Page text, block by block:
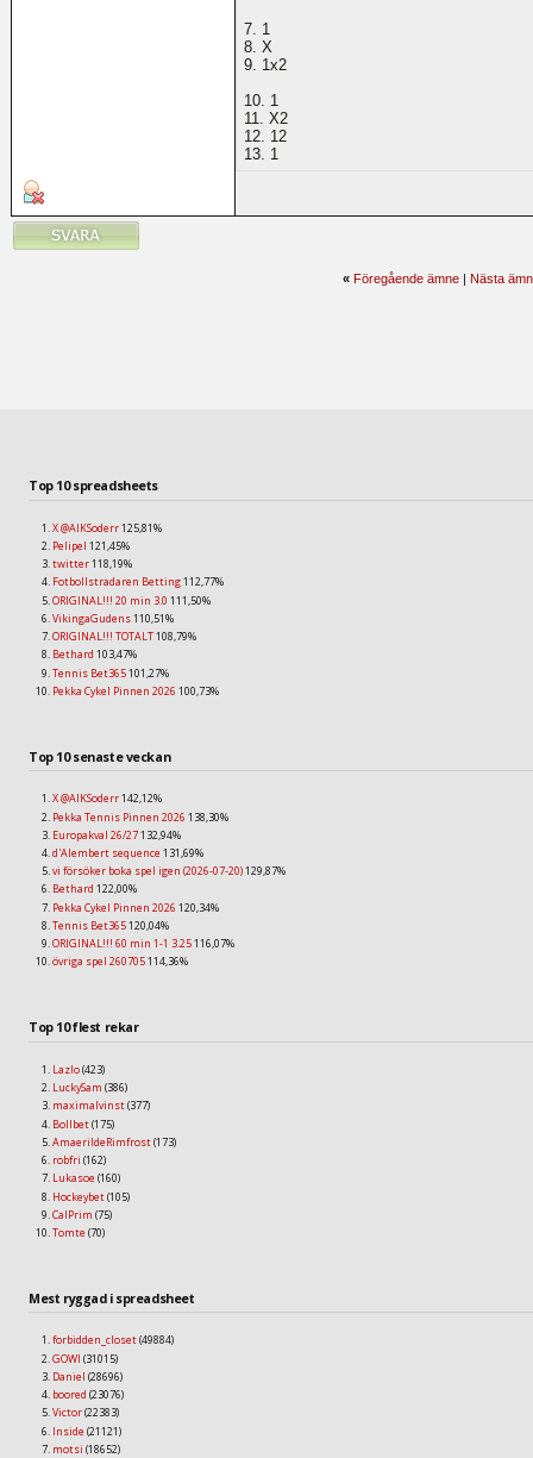
7. 1
8. X
9. 1x2
10. 1
11. X2
12. 12
13. 1
« Föregående ämne| Nästa
Top 10 spreadsheets
X @AIKSoderr125,81%
Pelipel 121,45%
twitter118,19%
Fotbollstradaren Betting112,77%
ORIGINAL!!! 20 min 3.0 111,50%
VikingaGudens110,51%
ORIGINAL!!! TOTALT108,79%
Bethard 103,47%
Tennis Bet365101,27%
Pekka Cykel Pinnen 2026 100,73%
Top 10 senaste veckan
X @AIKSoderr142,12%
Pekka Tennis Pinnen 2026 138,30%
Europakval 26/27132,94%
d'Alembert sequence131,69%
vi försöker boka spel igen (2026-07-20)129,87%
Bethard 122,00%
Pekka Cykel Pinnen 2026 120,34%
Tennis Bet365120,04%
ORIGINAL!!! 60 min 1-1 3.25116,07%
övriga spel 260705114,36%
Top 10 flest rekar
Lazlo(423)
LuckySam (386)
maximalvinst(377)
Bollbet(175)
AmaerildeRimfrost(173)
robfri (162)
Lukasoe (160)
Hockeybet(105)
CalPrim (75)
Tomte (70)
Mest ryggad i spreadsheet
forbidden_closet(49884)
GOWI (31015)
Daniel (28696)
boored (23076)
Victor(22383)
Inside (21121)
motsi (18652)